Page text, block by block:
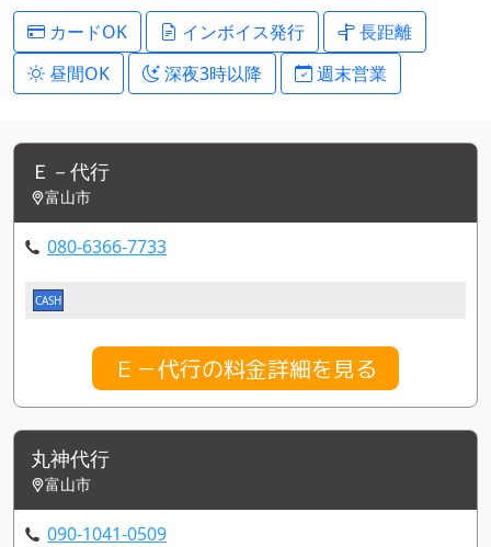
カードOK インボイス発行
長距離
昼間OK
深夜3時以降 週末営業
Ｅ－代行
富山市
080-6366-7733
CASH
Ｅ－代行の料金詳細を見る
丸神代行
富山市
090-1041-0509